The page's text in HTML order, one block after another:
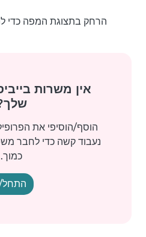
הרחק בתצוגת המפה כדי
אין משרות
הוסף/הוסיפי את
נעבוד קשה כדי לחבר
כמוך.
התחל/